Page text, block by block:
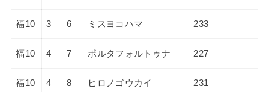
福10 3 6 ミスヨコハマ 233
福10 4 7 ポルタフォルトゥナ 227
福10 4 8 ヒロノゴウカイ 231